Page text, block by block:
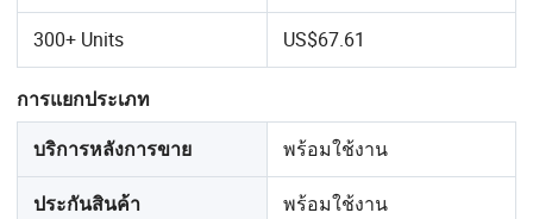
300+ Units US$67.61
การแยกประเภท
บริการหลังการขาย พร้อมใช้งาน
ประกันสินค้า พร้อมใช้งาน